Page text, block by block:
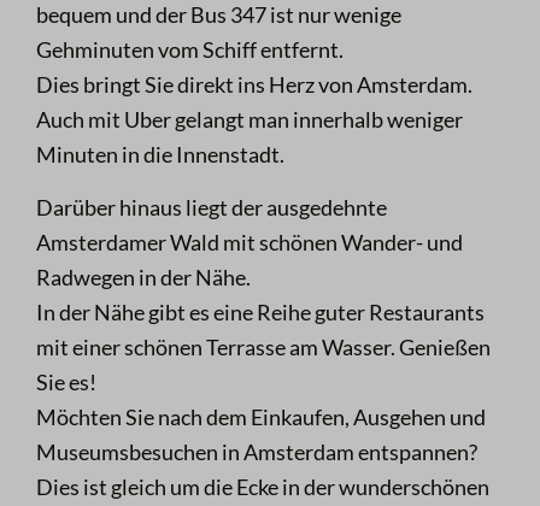
bequem und der Bus 347 ist nur wenige
Gehminuten vom Schiff entfernt.
Dies bringt Sie direkt ins Herz von Amsterdam.
Auch mit Uber gelangt man innerhalb weniger
Minuten in die Innenstadt.
Darüber hinaus liegt der ausgedehnte
Amsterdamer Wald mit schönen Wander- und
Radwegen in der Nähe.
In der Nähe gibt es eine Reihe guter Restaurants
mit einer schönen Terrasse am Wasser. Genießen
Sie es!
Möchten Sie nach dem Einkaufen, Ausgehen und
Museumsbesuchen in Amsterdam entspannen?
Dies ist gleich um die Ecke in der wunderschönen